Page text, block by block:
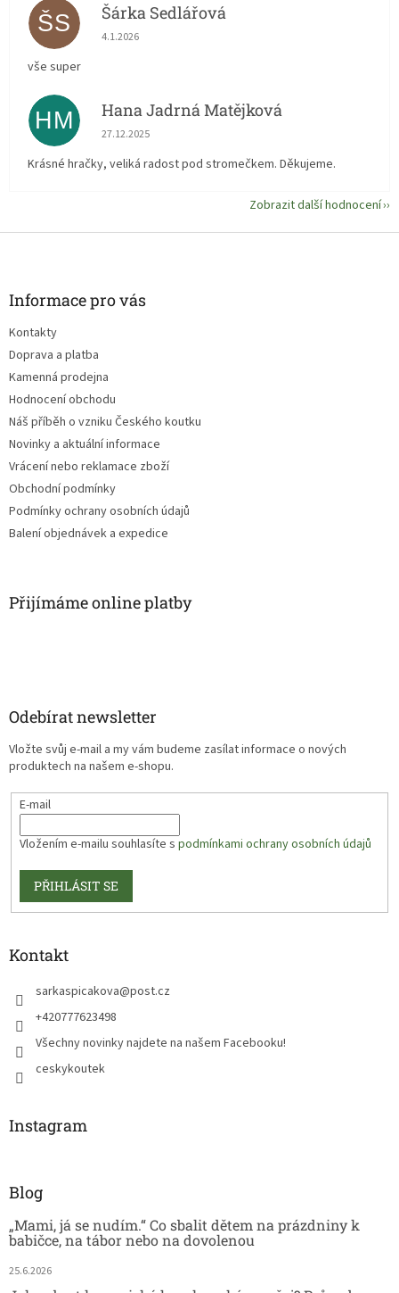
ŠS Šárka Sedlářová
Hodnocení obchodu je 5 z 5 hvězdiček.
4.1.2026
vše super
HM Hana Jadrná Matějková
Hodnocení obchodu je 5 z 5 hvězdiček.
27.12.2025
Krásné hračky, veliká radost pod stromečkem. Děkujeme.
Zobrazit další hodnocení
Z
Informace pro vás
Kontakty
Doprava a platba
Kamenná prodejna
Hodnocení obchodu
Náš příběh o vzniku Českého koutku
Novinky a aktuální informace
Vrácení nebo reklamace zboží
Obchodní podmínky
Podmínky ochrany osobních údajů
Balení objednávek a expedice
Přijímáme online platby
Odebírat newsletter
Vložte svůj e-mail a my vám budeme zasílat informace o nových
produktech na našem e-shopu.
E-mail
Vložením e-mailu souhlasíte s podmínkami ochrany osobních údajů
PŘIHLÁSIT SE
Kontakt
sarkaspicakova@post.cz
+420777623498
Všechny novinky najdete na našem Facebooku!
ceskykoutek
Instagram
Blog
„Mami, já se nudím.“ Co sbalit dětem na prázdniny k
babičce, na tábor nebo na dovolenou
25.6.2026